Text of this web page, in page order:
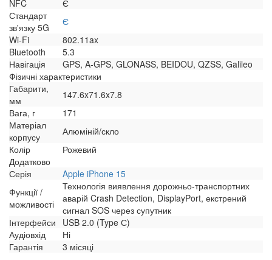
NFC
Є
Стандарт
зв'язку 5G
Є
Wi-Fi
802.11ax
Bluetooth
5.3
Навігація
GPS, A-GPS, GLONASS, BEIDOU, QZSS, Galileo
Фізичні характеристики
Габарити,
мм
147.6x71.6x7.8
Вага, г
171
Матеріал
корпусу
Алюміній/скло
Колір
Рожевий
Додатково
Серія
Apple iPhone 15
Функції /
можливості
Технологія виявлення дорожньо-транспортних
аварій Crash Detection, DisplayPort, екстрений
сигнал SOS через супутник
Інтерфейси
USB 2.0 (Type С)
Аудіовхід
Ні
Гарантія
3 місяці